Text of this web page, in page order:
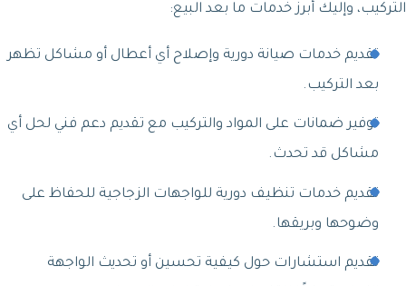
التركيب، وإليك أبرز خدمات ما بعد البيع:
تقديم خدمات صيانة دورية وإصلاح أي أعطال أو مشاكل تظهر
بعد التركيب.
توفير ضمانات على المواد والتركيب مع تقديم دعم فني لحل أي
مشاكل قد تحدث.
تقديم خدمات تنظيف دورية للواجهات الزجاجية للحفاظ على
وضوحها وبريقها.
تقديم استشارات حول كيفية تحسين أو تحديث الواجهة